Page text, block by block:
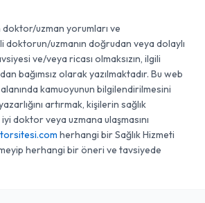
uzman yorumları ve
doktorun/uzmanın doğrudan veya dolaylı
ve/veya ricası olmaksızın, ilgili
bağımsız olarak yazılmaktadır. Bu web
kamuoyunun bilgilendirilmesini
artırmak, kişilerin sağlık
doktor veya uzmana ulaşmasını
herhangi bir Sağlık Hizmeti
herhangi bir öneri ve tavsiyede